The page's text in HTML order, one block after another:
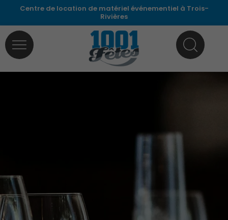
contenu
Centre de location de matériel événementiel à Trois-
Rivières